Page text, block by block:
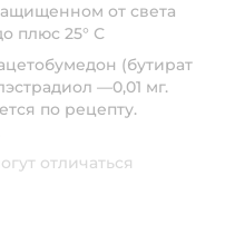
от света
плюс 25° С
(бутират
—0,01 мг.
по рецепту.
отличаться